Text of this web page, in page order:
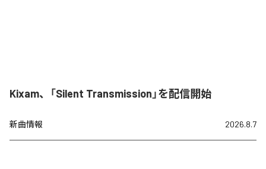
Kixam、「Silent Transmission」を配信開始
新曲情報 2026.8.7